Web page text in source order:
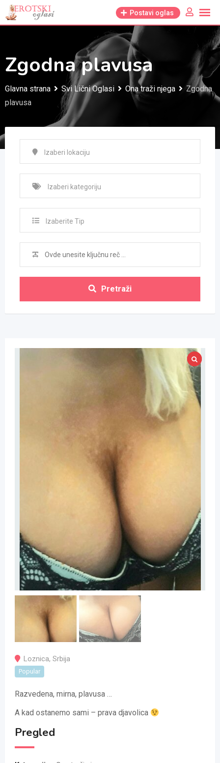
Skip
to
Postavi oglas
Zgodna plavusa
Glavna strana Svi Lični Oglasi Ona traži njega
Zgodna
plavusa
Izaberite Tip
Pretraži
Loznica, Srbija
Popular
Razvedena, mirna, plavusa …
A kad ostanemo sami – prava djavolica
Pregled